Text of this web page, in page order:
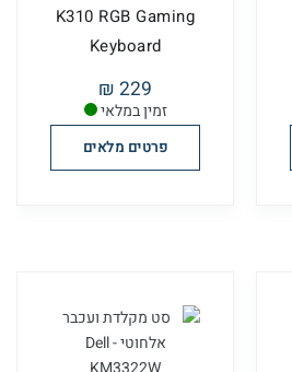
זמין במלאי
K310 RGB Gaming
Keyboard
229 ₪
פרטים מלאים